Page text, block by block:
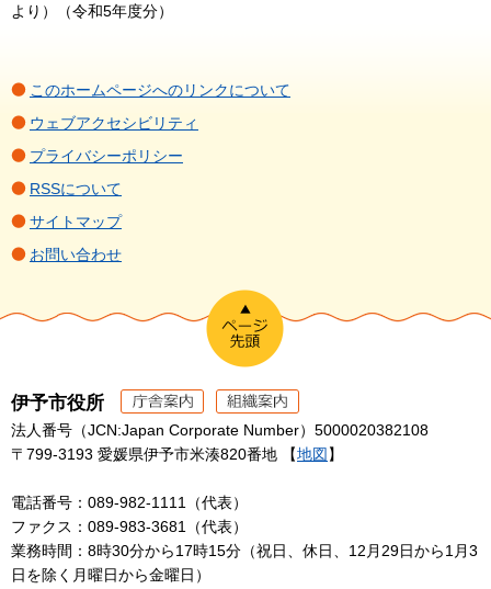
より）（令和5年度分）
このホームページへのリンクについて
ウェブアクセシビリティ
プライバシーポリシー
RSSについて
サイトマップ
お問い合わせ
伊予市役所
法人番号（JCN:Japan Corporate Number）5000020382108
〒799-3193 愛媛県伊予市米湊820番地 【地図 】
電話番号：089-982-1111（代表）
ファクス：089-983-3681（代表）
業務時間：8時30分から17時15分（祝日、休日、12月29日から1月3
日を除く月曜日から金曜日）